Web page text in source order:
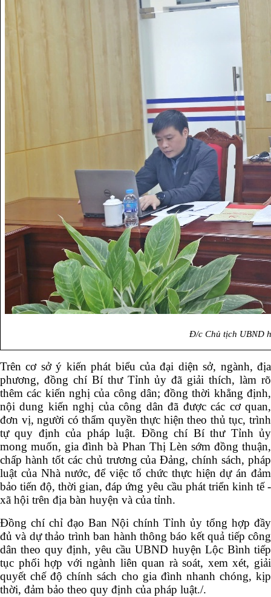
Đ/c Chủ tịch UBND
Trên cơ sở ý kiến phát biểu của đại diện sở, ngành, địa
phương, đồng chí Bí thư Tỉnh ủy đã giải thích, làm rõ
thêm các kiến nghị của công dân; đồng thời khẳng định,
nội dung kiến nghị của công dân đã được các cơ quan,
đơn vị, người có thẩm quyền thực hiện theo thủ tục, trình
tự quy định của pháp luật. Đồng chí Bí thư Tỉnh ủy
mong muốn, gia đình bà Phan Thị Lèn sớm đồng thuận,
chấp hành tốt các chủ trương của Đảng, chính sách, pháp
luật của Nhà nước, để việc tổ chức thực hiện dự án đảm
bảo tiến độ, thời gian, đáp ứng yêu cầu phát triển kinh tế -
xã hội trên địa bàn huyện và của tỉnh.
Đồng chí chỉ đạo Ban Nội chính Tỉnh ủy tổng hợp đầy
đủ và dự thảo trình ban hành thông báo kết quả tiếp công
dân theo quy định, yêu cầu UBND huyện Lộc Bình tiếp
tục phối hợp với ngành liên quan rà soát, xem xét, giải
quyết chế độ chính sách cho gia đình nhanh chóng, kịp
thời, đảm bảo theo quy định của pháp luật./.